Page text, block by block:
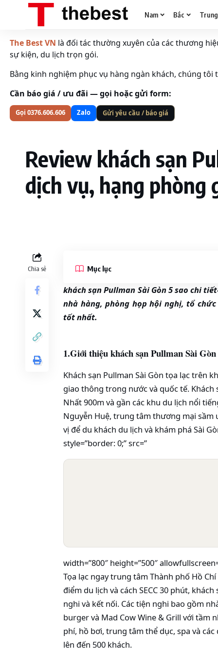
Nam Bắc Trung
The Best VN là đối tác thường xuyên của các thương
sự kiện, du lịch trọn gói.
Bằng kinh nghiệm phục vụ hàng ngàn khách, chúng
Cần báo giá / ưu đãi — gọi hoặc gửi form:
Gọi 0376.606.606 Zalo Gửi yêu cầu / báo giá
Review khách sạn
dịch vụ, hạng phòng
Chia sẻ Mục lục
khách sạn Pullman Sài Gòn 5 sao chi
nhà hàng, phòng họp hội nghị, tổ
tốt nhất.
1.Giới thiệu khách sạn Pullman Sài
Khách sạn Pullman Sài Gòn tọa lạc trên
giao thông trong nước và quốc tế. Khách
Nhất 900m và gần các khu du lịch nổi
Nguyễn Huệ, trung tâm thương mại sầm
vị để du khách du lịch và khám phá Sài
style=”border: 0;” src=”
width=”800″ height=”500″
Tọa lạc ngay trung tâm Thành phố Hồ
điểm du lịch và cách SECC 30 phút,
nghi và kết nối. Các tiện nghi bao gồm
burger và Mad Cow Wine & Grill với tầm
phí, hồ bơi, trung tâm thể dục, spa và
lên đến 500 khách.